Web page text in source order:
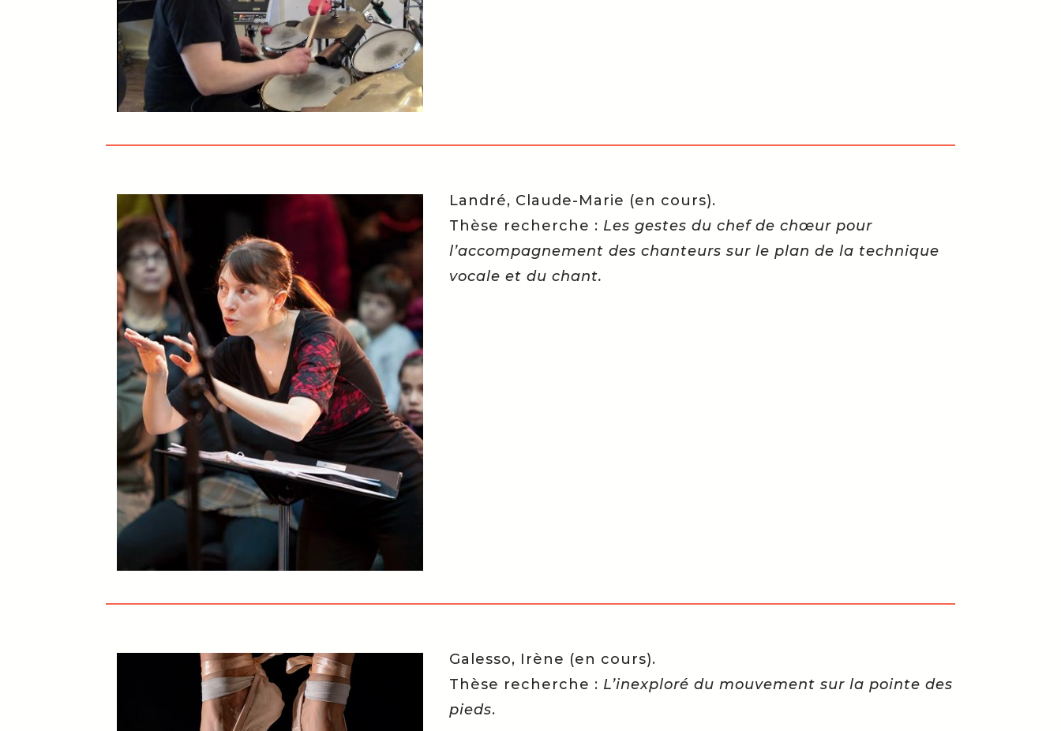
Landré, Claude-Marie (en cours).
Thèse recherche : Les gestes du chef de chœur pour
l’accompagnement des chanteurs sur le plan de la technique
vocale et du chant.
Galesso, Irène (en cours).
Thèse recherche : L’inexploré du mouvement sur la pointe des
pieds.